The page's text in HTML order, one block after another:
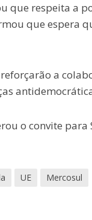
respeita a
que espera
a
o convite
UE Mercosul